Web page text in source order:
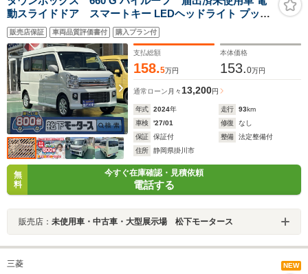
アコン スマートキー
ライト/CD/ラジオ
トベンチレ
イト ETC
動スライドドア スマートキー LEDヘッドライト プッシ
ュボタンスタート フォグランプ オートエアコン 純正アル
ミホイール 衝突被害軽減ブレーキ 障害物センサー
販売店保証 車両品質評価書付 購入プラン付
支払総額
158.5万円
本体価格
153.0万円
通常ローン 月々 13,200円
年式 2024年 走行 93km
車検
'27/01 修復
なし
保証
保証付 整備
法定整備付
住所
静岡県掛川市
無
料
今すぐ在庫確認・見積依頼
電話する
販売店： 未使用車・中古車・大型展示場 松下モータース
三菱 NEW